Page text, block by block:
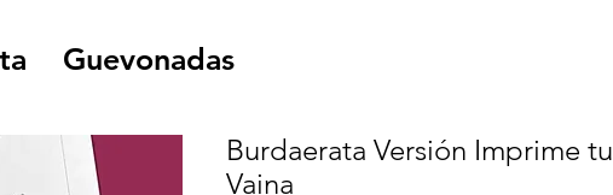
Guevonadas
Burdaerata Versión Imprime tu
Vaina